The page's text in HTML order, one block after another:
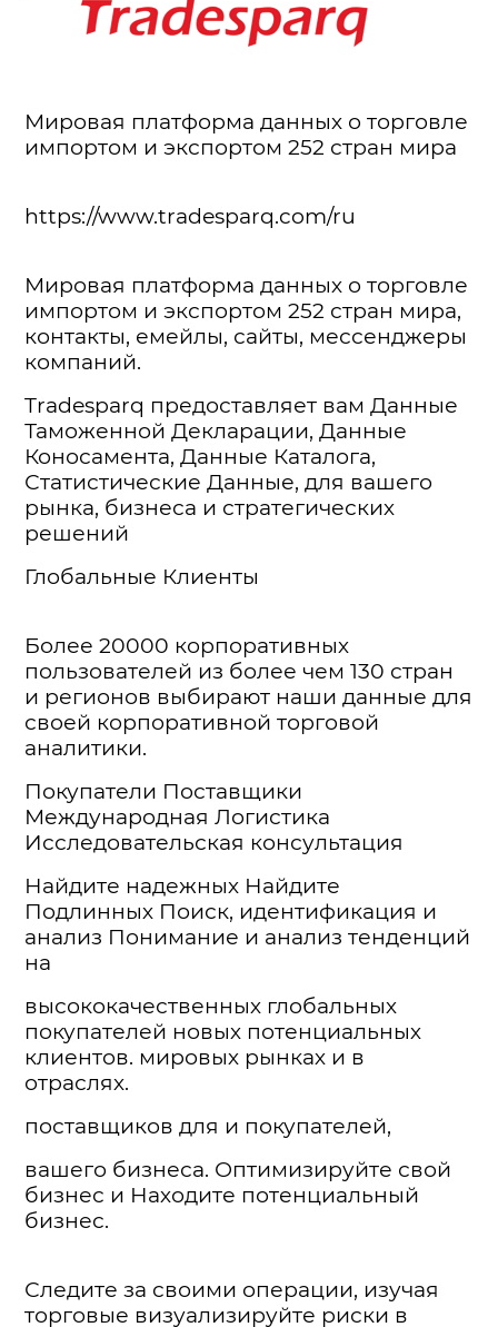
Мировая платформа данных о торговле
импортом и экспортом 252 стран мира
https://www.tradesparq.com/ru
Мировая платформа данных о торговле
импортом и экспортом 252 стран мира,
контакты, емейлы, сайты, мессенджеры
компаний.
Tradesparq предоставляет вам Данные
Таможенной Декларации, Данные
Коносамента, Данные Каталога,
Статистические Данные, для вашего
рынка, бизнеса и стратегических
решений
Глобальные Клиенты
Более 20000 корпоративных
пользователей из более чем 130 стран
и регионов выбирают наши данные для
своей корпоративной торговой
аналитики.
Покупатели Поставщики
Международная Логистика
Исследовательская консультация
Найдите надежных Найдите
Подлинных Поиск, идентификация и
анализ Понимание и анализ тенденций
на
высококачественных глобальных
покупателей новых потенциальных
клиентов. мировых рынках и в
отраслях.
поставщиков для и покупателей,
вашего бизнеса. Оптимизируйте свой
бизнес и Находите потенциальный
бизнес.
Следите за своими операции, изучая
торговые визуализируйте риски в